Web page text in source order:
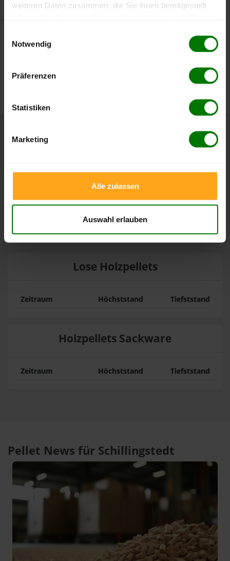
weiteren Daten zusammen, die Sie ihnen bereitgestellt
Notwendig
Präferenzen
Statistiken
Marketing
Alle zulassen
Auswahl erlauben
können Sie jederzeit auf unserer
-Seite
Höchst- und Tiefststände der
Die Tabellen zeigen dieHöchst- und Tiefststände der
Sackware in Schillingstedt. Das dazugehörige Datum
zeigt, wann der Höchst- oder Tiefststand im jeweiligen
Zeitraum erreicht wurde.
Lose Holzpellets
Zeitraum Höchststand Tiefststand
Holzpellets Sackware
Zeitraum Höchststand Tiefststand
Pellet News für Schillingstedt